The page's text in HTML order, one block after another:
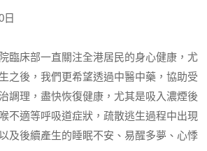
日
臨床部一直關注全港居民的身心健康，尤
之後，我們更希望透過中醫中藥，協助受
調理，盡快恢復健康，尤其是吸入濃煙後
不適等呼吸道症狀，疏散逃生過程中出現
及後續產生的睡眠不安、易醒多夢、心悸